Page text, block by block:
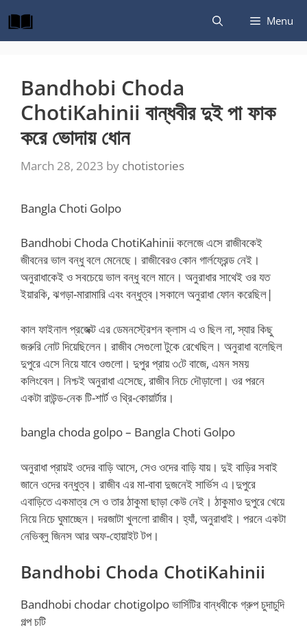
to
content
Menu
Bandhobi Choda
ChotiKahinii বান্ধবীর দুই পা ফাক
করে ভোদায় ধোন
March 28, 2023 by chotistories
Bangla Choti Golpo
Bandhobi Choda ChotiKahinii কলেজে এসে রাজীবকেই
জীবনের ভাল বন্ধু বলে মেনেছে। রাজীবেরও কোন গার্লফ্রেন্ড নেই।
অনুরাধাকেই ও সবচেয়ে ভাল বন্ধু বলে মানে। অনুরাধার সাথেই ওর যত
ইয়ারকি, ঝগড়া-মারামারি এবং বন্ধুত্ব।সকালে অনুরাধা ফোন করেছিল|
কাল ফাইনাল প্রজেক্ট এর ডেমনস্ট্রেশন ক্লাস এ ও ছিল না, স্যার কিছু
জরুরি নোট দিয়েছিলেন। রাজীব সেগুলো টুকে রেখেছিল। অনুরাধা বলেছিল
দুপুরে এসে নিয়ে যাবে ওগুলো। দুপুর প্রায় ৩টে বাজে, এমন সময়
কলিংবেল। নিশ্চই অনুরাধা এসেছে, রাজীব নিচে দৌড়ালো। ওর পরনে
একটা রাউন্ড-নেক টি-শার্ট ও থ্রি-কোয়ার্টার।
bangla choda golpo – Bangla Choti Golpo
অনুরাধা প্রায়ই ওদের বাড়ি আসে, সেও ওদের বাড়ি যায়। দুই বাড়ির সবাই
জানে ওদের বন্ধুত্ব। রাজীব এর মা-বাবা দুজনেই সার্ভিস এ।দুপুরে
এবাড়িতে একমাত্র সে ও তার ঠাকুমা ছাড়া কেউ নেই। ঠাকুমাও দুপুরে খেয়ে
নিয়ে নিচে ঘুমাচ্ছেন। দরজাটা খুললো রাজীব। হ্যাঁ, অনুরাধাই। পরনে একটা
নেভিব্লু জিনস আর অফ-হোয়াইট টপ।
Bandhobi Choda ChotiKahinii
Bandhobi chodar chotigolpo ভার্সিটির বান্ধবীকে গ্রুপ চুদাচুদি
গল্প চটি